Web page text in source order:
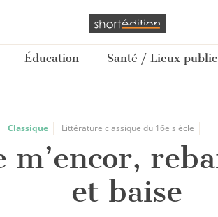
Éducation Santé / Lieux
Classique Littérature classique du 16e siècle
m’encor,
et baise